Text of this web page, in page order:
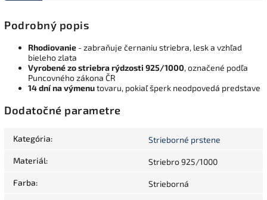
Podrobný popis
Rhodiovanie - zabraňuje černaniu striebra, lesk a vzhľad
bieleho zlata
Vyrobené zo striebra rýdzosti 925/1000, označené podľa
Puncovného zákona ČR
14 dní na výmenutovaru, pokiaľ šperk neodpovedá predstave
Dodatočné parametre
Kategória: Strieborné prstene
Materiál: Striebro 925/1000
Farba: Strieborná